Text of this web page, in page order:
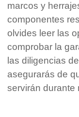
marcos y
componentes
olvides leer las
comprobar la
las diligencias
asegurarás de
servirán durante